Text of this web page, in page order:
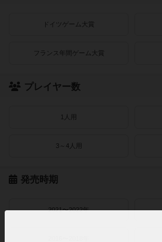
ドイツゲーム大賞
フランス年間ゲーム大賞
プレイヤー数
1人用
3～4人用
発売時期
2021〜2022年